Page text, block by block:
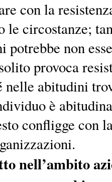
con la
le circostanze;
potrebbe non
provoca
nelle abitudini
è
confligge con
nell’ambito